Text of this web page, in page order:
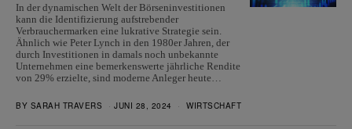
In der dynamischen Welt der Börseninvestitionen
kann die Identifizierung aufstrebender
Verbrauchermarken eine lukrative Strategie sein.
Ähnlich wie Peter Lynch in den 1980er Jahren, der
durch Investitionen in damals noch unbekannte
Unternehmen eine bemerkenswerte jährliche Rendite
von 29% erzielte, sind moderne Anleger heute…
BY SARAH TRAVERS JUNI 28, 2024 WIRTSCHAFT